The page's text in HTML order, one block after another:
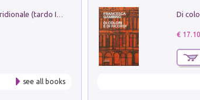
see all books
Di
€ 17.10